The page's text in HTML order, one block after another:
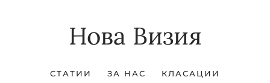
Нова Визия
СТАТИИ ЗА НАС КЛАСАЦИИ